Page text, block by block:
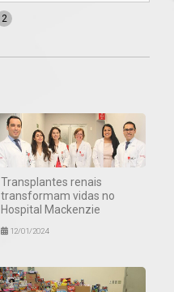
2
Transplantes renais
transformam vidas no
Hospital Mackenzie
12/01/2024